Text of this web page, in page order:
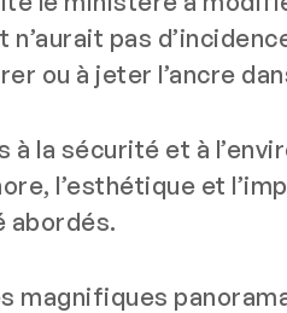
n’aurait pas
ou à jeter l’ancre
à la sécurité et à
l’esthétique et
abordés.
magnifiques